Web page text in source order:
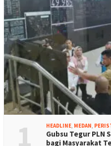
1 HEADLINE, MEDAN,
Gubsu Tegur PLN
bagi Masyarakat